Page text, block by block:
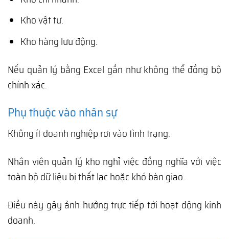
Kho vật tư.
Kho hàng lưu động.
Nếu quản lý bằng Excel gần như không thể đồng bộ
chính xác.
Phụ thuộc vào nhân sự
Không ít doanh nghiệp rơi vào tình trạng:
Nhân viên quản lý kho nghỉ việc đồng nghĩa với việc
toàn bộ dữ liệu bị thất lạc hoặc khó bàn giao.
Điều này gây ảnh hưởng trực tiếp tới hoạt động kinh
doanh.